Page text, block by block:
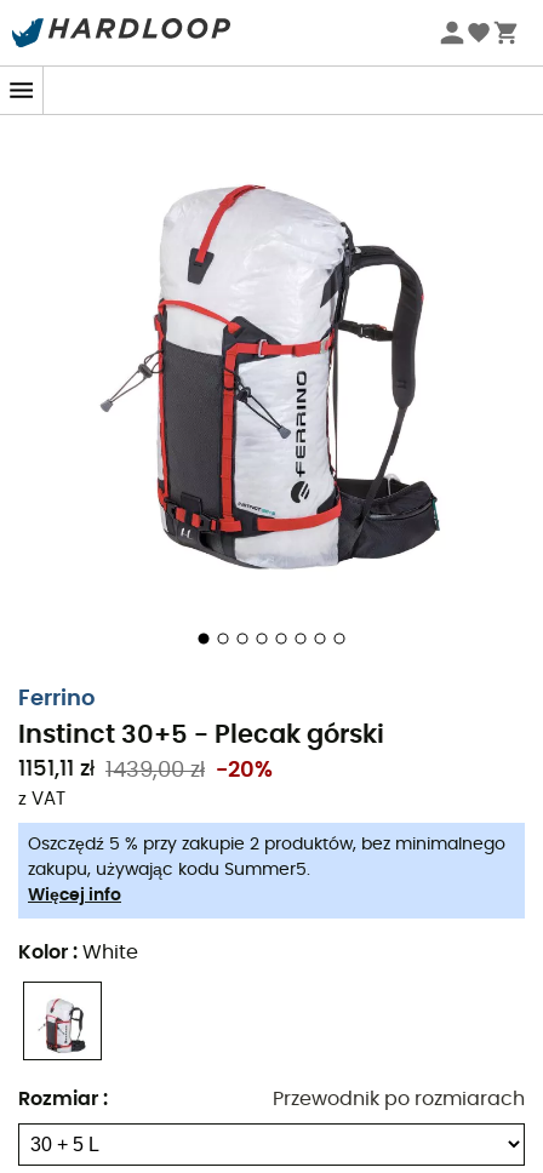
Letnie promocje 🔥 -5% DODATKOWO przy zakupie 2
Ferrino
Instinct 30+5 - Plecak górski
1151,11 zł 1439,00 zł -20%
z VAT
Oszczędź 5 % przy zakupie 2 produktów, bez minimalnego
zakupu, używając kodu Summer5.
Więcej info
Kolor : White
Rozmiar : Przewodnik po rozmiarach
Zaprojektowany przezFerrino
plecak górski Instinct
jest idealny na dni spędzone na świeżym śniegu w
masywie Mont Blanc lub wspinaczki w Aravis. Jego
główna komora z rozszerzalną pojemnością pozwala na
przewożenie wszystkich niezbędnych rzeczy.
wyposażony jest w różne systemy mocowania
sprzętu, takie jak uchwyt na narty czy czekan.
Zaprojektowany, aby dostosować się do wszystkich
Twoich aktywności, tenplecak Ferrino
jest modułowy
pod względem wagi i objętości. Niektóre elementy, takie
to idealny plecak
na wszystkie Twoje
Materiały: Dyneema® Composite Fabric - Double
Dyamond Cordura®
Górne zamknięcie „Roll Up” 100% wodoodporne
Bardzo oddychające plecy i szelki
Dobre rozłożenie ciężaru
Dwa uchwyty na czekany
Uchwyt na narty: boczny
Uchwyt na snowboard i rakiety śnieżne:
zdejmowany
Uchwyt na linę
Uchwyt na raki
Wewnętrzny uchwyt na sondę/łopatę
Dodatkowe zdejmowane przednie paski do
mocowania sprzętu